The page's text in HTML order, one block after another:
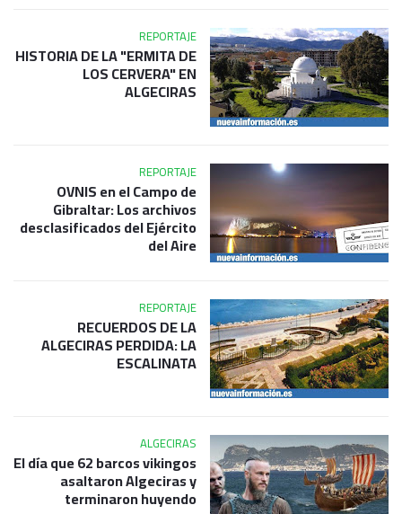
REPORTAJE
HISTORIA DE LA "ERMITA DE
LOS CERVERA" EN
ALGECIRAS
REPORTAJE
OVNIS en el Campo de
Gibraltar: Los archivos
desclasificados del Ejército
del Aire
REPORTAJE
RECUERDOS DE LA
ALGECIRAS PERDIDA: LA
ESCALINATA
ALGECIRAS
El día que 62 barcos vikingos
asaltaron Algeciras y
terminaron huyendo